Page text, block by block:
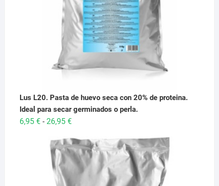
Lus L20. Pasta de huevo seca con 20% de proteina.
Ideal para secar germinados o perla.
6,95 € - 26,95 €Rango
precios:
desde
6,95 €